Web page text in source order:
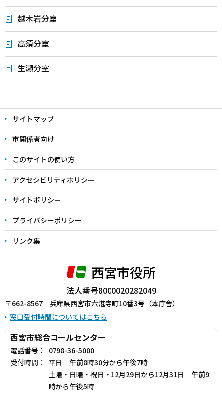
越木岩分室
高須分室
生瀬分室
文
こ
こ
ま
で
サイトマップ
市関係者向け
このサイトの使い方
アクセシビリティポリシー
サイトポリシー
プライバシーポリシー
リンク集
西宮市役所
法人番号8000020282049
〒662-8567 兵庫県西宮市六湛寺町10番3号（本庁舎）
窓口受付時間についてはこちら
西宮市総合コールセンター
電話番号：
0798-36-5000
受付時間：
平日 午前8時30分から午後7時
土曜・日曜・祝日・12月29日から12月31日 午前9
時から午後5時